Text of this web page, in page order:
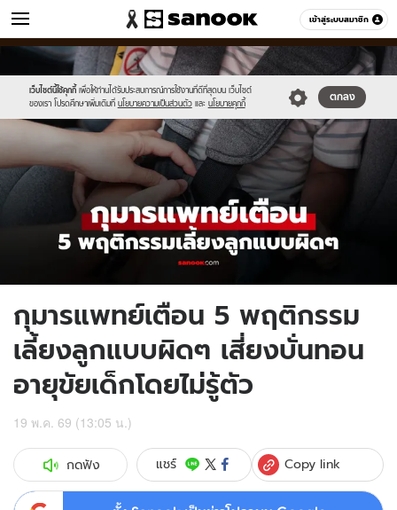
เข้าสู่ระบบสมาชิก
ข่าว หมวดอื่นๆ
เว็บไซต์นี้ใช้คุกกี้ เพื่อให้ท่านได้รับประสบการณ์การใช้งานที่ดีที่สุดบน เว็บไซต์
ของเรา โปรดศึกษาเพิ่มเติมที่ นโยบายความเป็นส่วนตัว และ นโยบายคุกกี้
ตกลง
Sanook
//s.isanook.com/sr/0/images/logo-
new-
sanook.png
600
//s.isanook.com/ns/0/ud/1977/9889614/new-
thumbnail1200x720_v2(1).jpg
กุมารแพทย์เตือน 5 พฤติกรรม
เลี้ยงลูกแบบผิดๆ เสี่ยงบั่นทอน
อายุขัยเด็กโดยไม่รู้ตัว
19 พ.ค. 69 (13:05 น.)
กดฟัง แชร์ Copy link